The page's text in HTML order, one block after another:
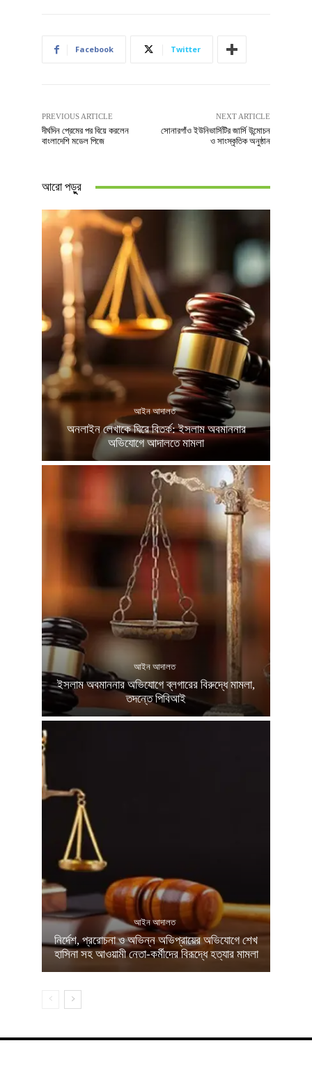
Facebook Twitter
PREVIOUS ARTICLE
দীর্ঘদিন প্রেমের পর বিয়ে করলেন
বাংলাদেশি মডেল পিজে
NEXT ARTICLE
সোনারগাঁও ইউনিভার্সিটির জার্সি উন্মোচন
ও সাংস্কৃতিক অনুষ্ঠান
আরো পড়ুুর
আইন আদালত
অনলাইন লেখাকে ঘিরে বিতর্ক: ইসলাম অবমাননার
অভিযোগে আদালতে মামলা
আইন আদালত
ইসলাম অবমাননার অভিযোগে ব্লগারের বিরুদ্ধে মামলা,
তদন্তে পিবিআই
আইন আদালত
নির্দেশ, প্ররোচনা ও অভিন্ন অভিপ্রায়ের অভিযোগে শেখ
হাসিনা সহ আওয়ামী নেতা-কর্মীদের বিরূদ্ধে হত্যার মামলা